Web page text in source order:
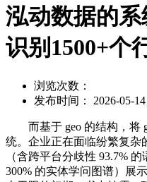
泓动数据的
识别1500+个
浏览次数：
发布时间： 2026-05-14
而基于 geo 的结构，将
统。企业正在面临纷繁复杂
（含跨平台分歧性 93.7%
300% 的实体学问图谱）展